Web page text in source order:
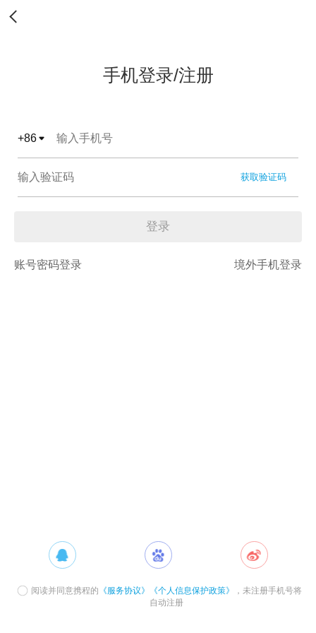
手机登录/注册
+86
获取验证码
登录
账号密码登录 境外手机登录
阅读并同意携程的 《服务协议》 《个人信息保护政策》
，未注册手机号将
自动注册